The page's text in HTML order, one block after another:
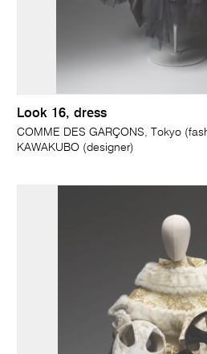
Look 16, dress
COMME DES GARÇONS, Tokyo
KAWAKUBO (designer)